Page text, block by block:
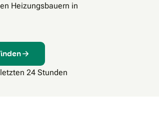
Heizungsbauern in
24 Stunden